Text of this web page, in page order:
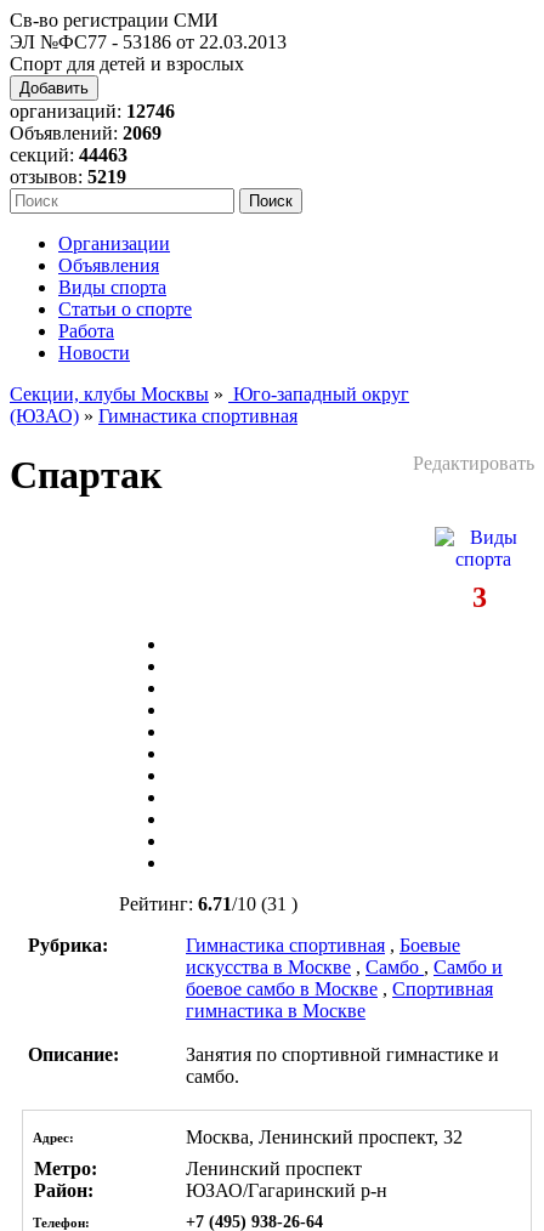
Св-во регистрации СМИ
ЭЛ №ФС77 - 53186 от 22.03.2013
Спорт для детей и взрослых
Добавить
организаций: 12746
Объявлений: 2069
секций: 44463
отзывов: 5219
Организации
Объявления
Виды спорта
Статьи о спорте
Работа
Новости
Секции, клубы Москвы » Юго-западный округ
(ЮЗАО) » Гимнастика спортивная
Редактировать
Спартак
3
Рейтинг: 6.71/10 (31 )
Рубрика:
Гимнастика спортивная , Боевые
искусства в Москве , Самбо , Самбо и
боевое самбо в Москве , Спортивная
гимнастика в Москве
Описание:
Занятия по спортивной гимнастике и
самбо.
Адрес:
Москва, Ленинский проспект, 32
Метро:
Ленинский проспект
Район:
ЮЗАО/Гагаринский р-н
Телефон: +7 (495) 938-26-64